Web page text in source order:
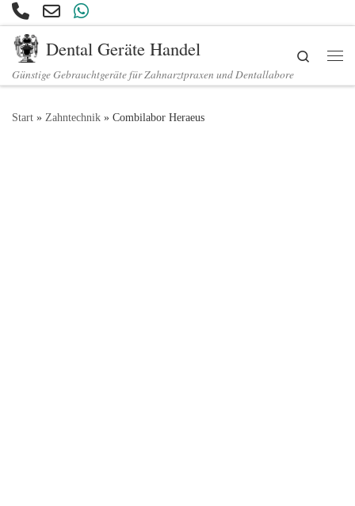
Zum Inhalt springen
Dental Geräte Handel
Günstige Gebrauchtgeräte für Zahnarztpraxen und Dentallabore
Search
Start » Zahntechnik » Combilabor Heraeus